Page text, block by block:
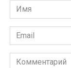
Имя
*
Email
*
Комментарий